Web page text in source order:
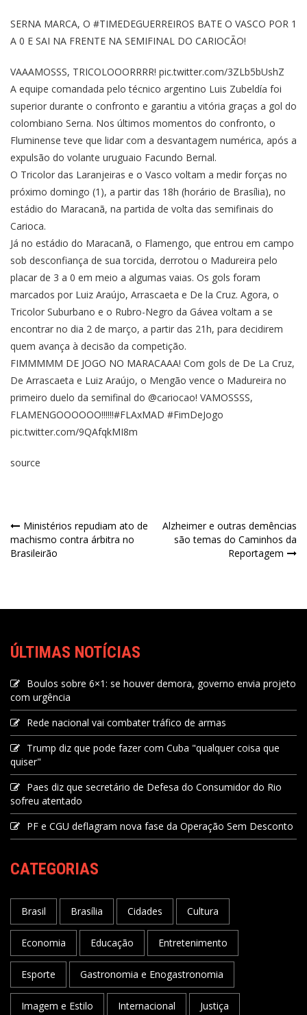
SERNA MARCA, O #TIMEDEGUERREIROS BATE O VASCO POR 1
A 0 E SAI NA FRENTE NA SEMIFINAL DO CARIOCÃO!
VAAAMOSSS, TRICOLOOORRRR! pic.twitter.com/3ZLb5bUshZ
A equipe comandada pelo técnico argentino Luis Zubeldía foi
superior durante o confronto e garantiu a vitória graças a gol do
colombiano Serna. Nos últimos momentos do confronto, o
Fluminense teve que lidar com a desvantagem numérica, após a
expulsão do volante uruguaio Facundo Bernal.
O Tricolor das Laranjeiras e o Vasco voltam a medir forças no
próximo domingo (1), a partir das 18h (horário de Brasília), no
estádio do Maracanã, na partida de volta das semifinais do
Carioca.
Já no estádio do Maracanã, o Flamengo, que entrou em campo
sob desconfiança de sua torcida, derrotou o Madureira pelo
placar de 3 a 0 em meio a algumas vaias. Os gols foram
marcados por Luiz Araújo, Arrascaeta e De la Cruz. Agora, o
Tricolor Suburbano e o Rubro-Negro da Gávea voltam a se
encontrar no dia 2 de março, a partir das 21h, para decidirem
quem avança à decisão da competição.
FIMMMMM DE JOGO NO MARACAAA! Com gols de De La Cruz,
De Arrascaeta e Luiz Araújo, o Mengão vence o Madureira no
primeiro duelo da semifinal do @cariocao! VAMOSSSS,
FLAMENGOOOOOO!!!!!!#FLAxMAD #FimDeJogo
pic.twitter.com/9QAfqkMI8m
source
Ministérios repudiam ato de
machismo contra árbitra no
Brasileirão
Alzheimer e outras demências
são temas do Caminhos da
Reportagem
ÚLTIMAS NOTÍCIAS
Boulos sobre 6×1: se houver demora, governo envia projeto
com urgência
Rede nacional vai combater tráfico de armas
Trump diz que pode fazer com Cuba "qualquer coisa que
quiser"
Paes diz que secretário de Defesa do Consumidor do Rio
sofreu atentado
PF e CGU deflagram nova fase da Operação Sem Desconto
CATEGORIAS
Brasil Brasília Cidades Cultura
Economia Educação Entretenimento
Esporte Gastronomia e Enogastronomia
Imagem e Estilo Internacional Justiça